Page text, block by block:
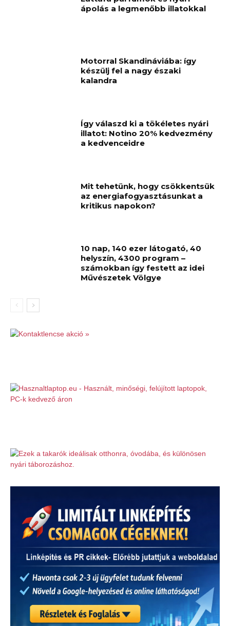
ápolás a legmenőbb illatokkal
Motorral Skandináviába: így
készülj fel a nagy északi
kalandra
Így válaszd ki a tökéletes nyári
illatot: Notino 20% kedvezmény
a kedvenceidre
Mit tehetünk, hogy csökkentsük
az energiafogyasztásunkat a
kritikus napokon?
10 nap, 140 ezer látogató, 40
helyszín, 4300 program –
számokban így festett az idei
Művészetek Völgye